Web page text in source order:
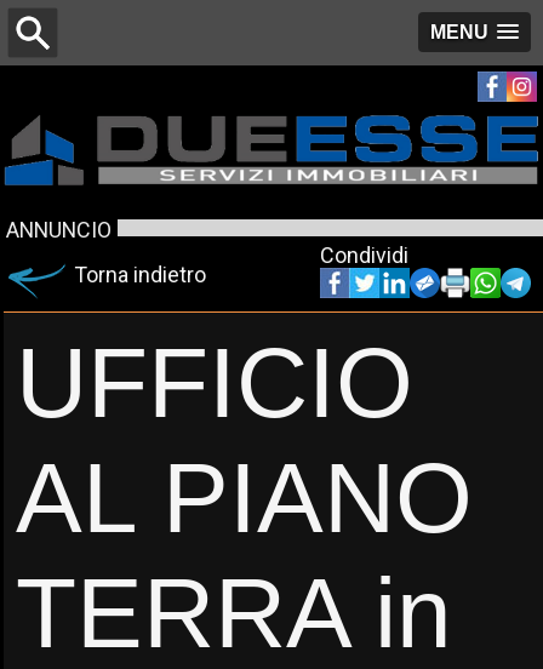
MENU
ANNUNCIO
Torna indietro
Condividi
UFFICIO
AL PIANO
TERRA in